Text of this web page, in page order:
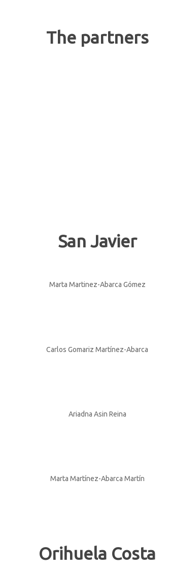
The partners
San Javier
Marta Martinez-Abarca Gómez
Carlos Gomariz Martínez-Abarca
Ariadna Asin Reina
Marta Martínez-Abarca Martín
Orihuela Costa